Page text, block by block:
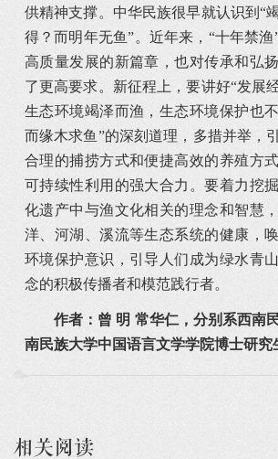
供精神支撑。中华民族很早就认识到“
得？而明年无鱼”。近年来，“十年禁
高质量发展的新篇章，也对传承和弘
了更高要求。新征程上，要讲好“发展
生态环境竭泽而渔，生态环境保护也
而缘木求鱼”的深刻道理，多措并举，
合理的捕捞方式和便捷高效的养殖方
可持续性利用的强大合力。要着力挖
化遗产中与渔文化相关的理念和智慧
洋、河湖、溪流等生态系统的健康，
环境保护意识，引导人们成为绿水青
念的积极传播者和模范践行者。
作者：曾 明 常华仁，分别系西南
南民族大学中国语言文学学院博士研究
相关阅读